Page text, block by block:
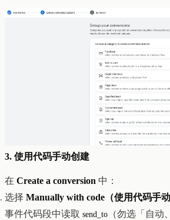
3. 使用代码手动创建
在 Create a conversion 中：
选择 Manually with code（使用代码手动
事件代码段中读取 send_to （勿选「自